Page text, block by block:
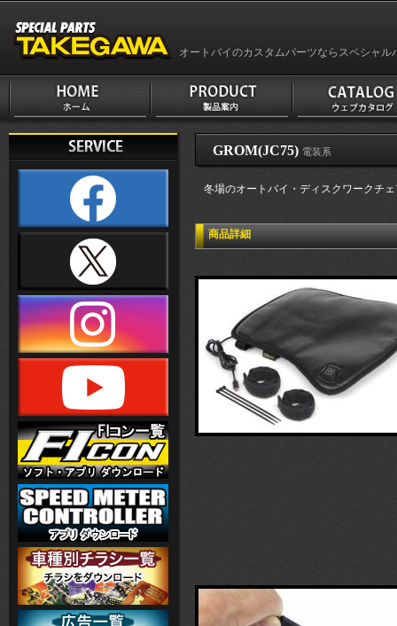
オートバイのカスタムパーツならスペシャル
GROM(JC75) 電装系
冬場のオートバイ・ディスクワークチ
商品詳細